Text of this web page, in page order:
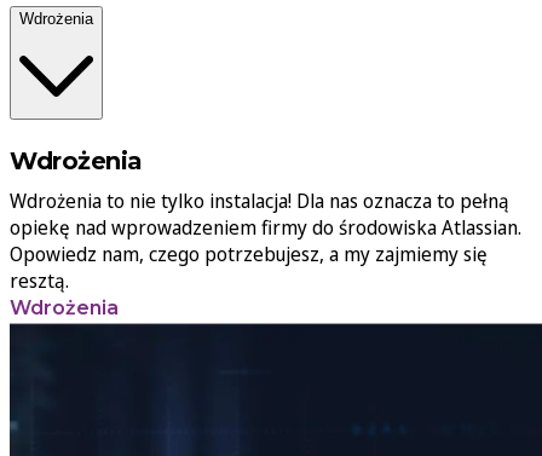
Wdrożenia
Wdrożenia
Wdrożenia to nie tylko instalacja! Dla nas oznacza to pełną
opiekę nad wprowadzeniem firmy do środowiska Atlassian.
Opowiedz nam, czego potrzebujesz, a my zajmiemy się
resztą.
Wdrożenia